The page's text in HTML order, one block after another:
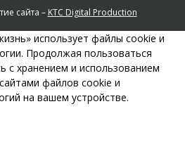
сайта – KTC Digital Production
использует файлы cookie и
Продолжая пользоваться
с хранением и использованием
файлов cookie и
на вашем устройстве.